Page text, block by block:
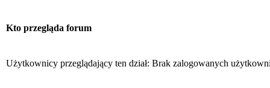
Kto przegląda forum
Użytkownicy przeglądający ten dział: Brak zalogowanych